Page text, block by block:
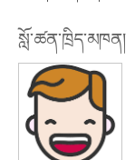
སློ་ཚན་ཁྲིད་མཁན།